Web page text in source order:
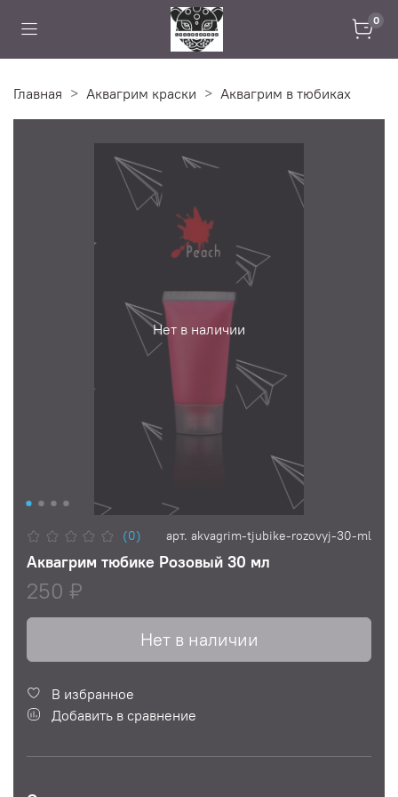
0
Главная Аквагрим краски Аквагрим в тюбиках
Нет в наличии
(0) арт. akvagrim-tjubike-rozovyj-30-ml
Аквагрим тюбике Розовый 30 мл
250 ₽
Нет в наличии
В избранное
Добавить в сравнение